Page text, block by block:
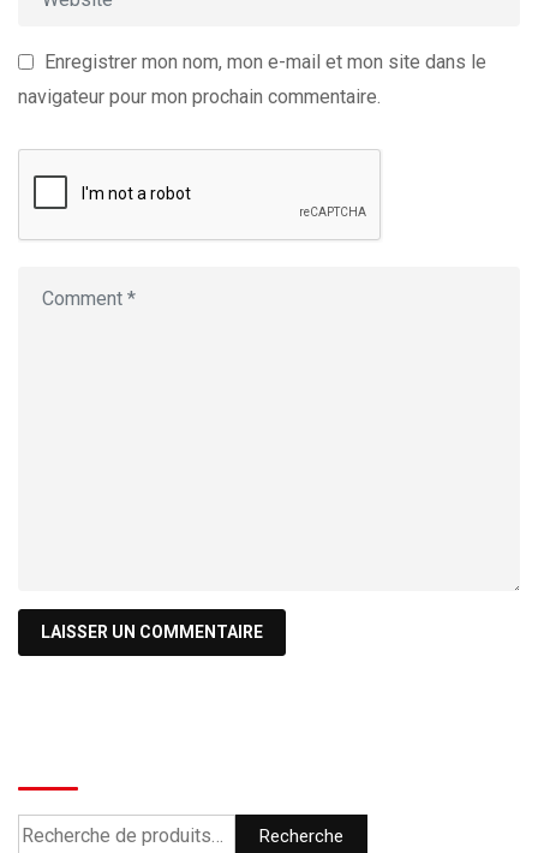
Enregistrer mon nom, mon e-mail et mon site dans le
navigateur pour mon prochain commentaire.
Recherche